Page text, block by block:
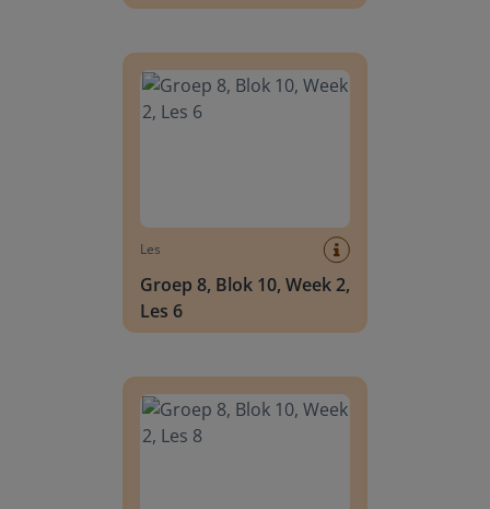
Les
Groep 8, Blok 10, Week 2,
Les 6